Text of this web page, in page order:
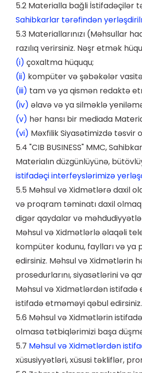
5.2 Materialla bağli İstifadəçilər
Sahibkarlar tərəfindən
5.3 Materiallarınızı (Məhsullar
razılıq verirsiniz. Nəşr etmək
(i) çoxaltma hüququ;
(ii) kompüter və şəbəkələr
(iii) tam və ya qismən redaktə
(iv) əlavə və ya silməklə
(v) hər hansı bir mediada
(vi) Məxfilik Siyasətimizdə təsvir
5.4 "CIB BUSINESS" MMC,
Materialın düzgünlüyünə,
istifadəçi interfeyslərimizə
5.5 Məhsul və Xidmətlərə daxil
və proqram təminatı daxil
digər qaydalar və
Məhsul və Xidmətlərlə əlaqəli
kompüter kodunu, faylları və
edirsiniz. Məhsul və Xidmətlərin
prosedurlarını, siyasətlərini və
Məhsul və Xidmətlərdən istifadə
istifadə etməməyi qəbul edirsiniz.
5.6 Məhsul və Xidmətlərin
olmasa tətbiqlərimizi başa
5.7 Məhsul və Xidmətlərdən
xüsusiyyətləri, xüsusi təkliflər,